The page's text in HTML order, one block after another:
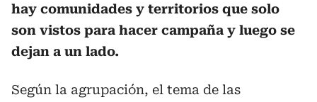
hay comunidades y territorios que solo
son vistos para hacer campaña y luego se
dejan a un lado.
Según la agrupación, el tema de las